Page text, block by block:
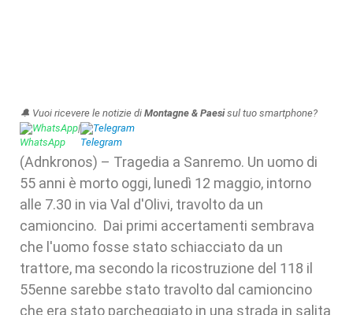
🔔 Vuoi ricevere le notizie di Montagne & Paesisul tuo smartphone?
WhatsApp| Telegram
(Adnkronos) – Tragedia a Sanremo. Un uomo di
55 anni è morto oggi, lunedì 12 maggio, intorno
alle 7.30 in via Val d'Olivi, travolto da un
camioncino. Dai primi accertamenti sembrava
che l'uomo fosse stato schiacciato da un
trattore, ma secondo la ricostruzione del 118 il
55enne sarebbe stato travolto dal camioncino
che era stato parcheggiato in una strada in salita